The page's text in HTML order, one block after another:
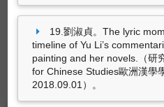
國內外講學／研究／演講
參與國際學術活動
獎補助紀錄
19.劉淑貞。The lyric
timeline of Yu Li’s
painting and her novels.（研
for Chinese Studies歐洲漢學
2018.09.01）。